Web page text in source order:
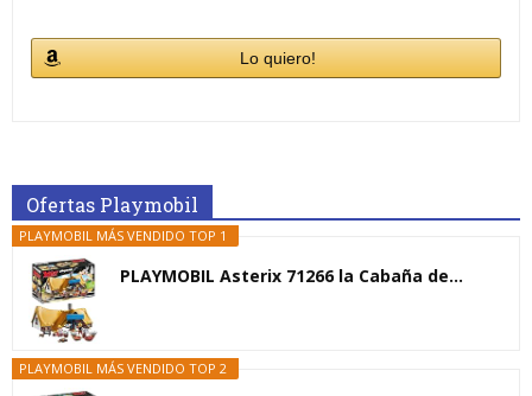
Lo quiero!
Ofertas Playmobil
PLAYMOBIL MÁS VENDIDO TOP 1
PLAYMOBIL Asterix 71266 la Cabaña de...
PLAYMOBIL MÁS VENDIDO TOP 2